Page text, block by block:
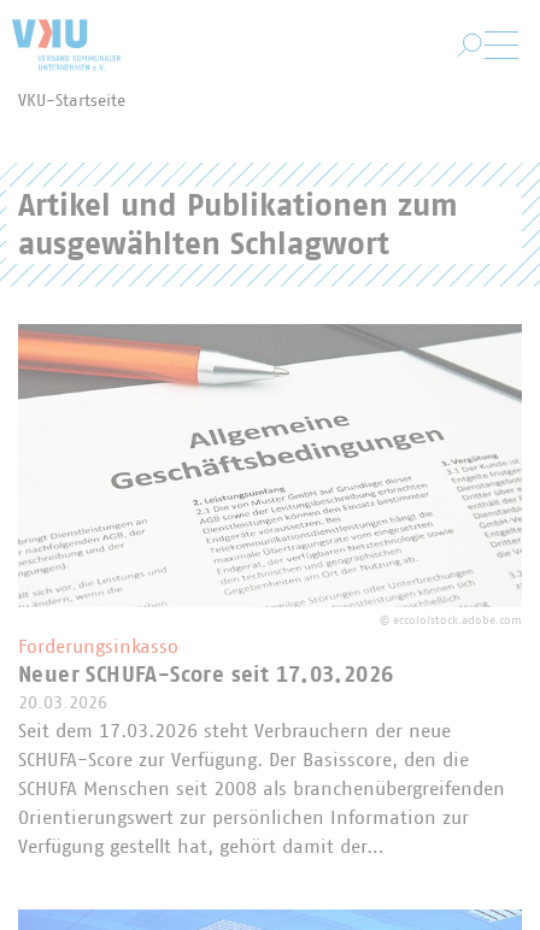
VKU-Startseite
Artikel und Publikationen zum
ausgewählten Schlagwort
© eccolo/stock.adobe.com
Forderungsinkasso
Neuer SCHUFA-Score seit 17.03.2026
20.03.2026
Seit dem 17.03.2026 steht Verbrauchern der neue
SCHUFA-Score zur Verfügung. Der Basisscore, den die
SCHUFA Menschen seit 2008 als branchenübergreifenden
Orientierungswert zur persönlichen Information zur
Verfügung gestellt hat, gehört damit der…